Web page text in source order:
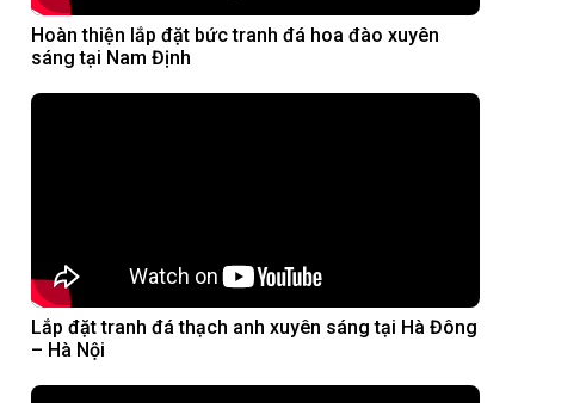
Hoàn thiện lắp đặt bức tranh đá hoa đào xuyên
sáng tại Nam Định
Lắp đặt tranh đá thạch anh xuyên sáng tại Hà Đông
– Hà Nội